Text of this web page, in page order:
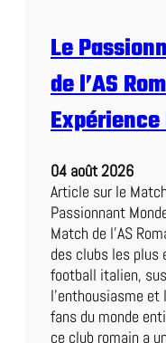
e
L
e
n
s
t
N
a
n
t
e
s
:
Le
de l’AS
04 août 2026
Article sur le
Passionnant
Match de l’AS
des clubs les plus
football italien,
l’enthousiasme et
fans du monde
ce club romain a